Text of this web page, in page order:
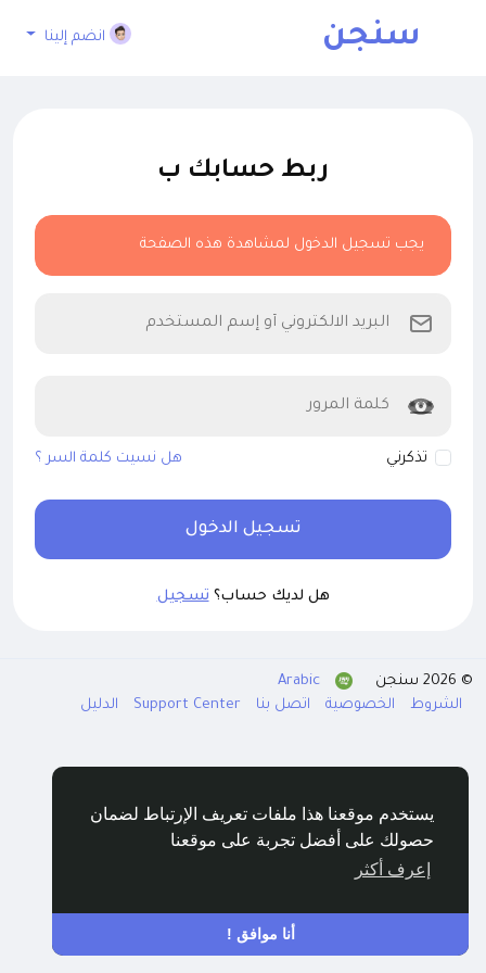
يستخدم موقعنا هذا ملفات تعريف الإرتباط لضمان
حصولك على أفضل تجربة على موقعنا
إعرف أكثر
أنا موافق !
سنجن انضم إلينا
ربط حسابك ب
يجب تسجيل الدخول لمشاهدة هذه الصفحة
تذكرني هل نسيت كلمة السر ؟
تسجيل الدخول
هل لديك حساب؟تسجيل
© 2026 سنجن
Arabic
الشروط
الخصوصية اتصل بنا Support Center الدليل